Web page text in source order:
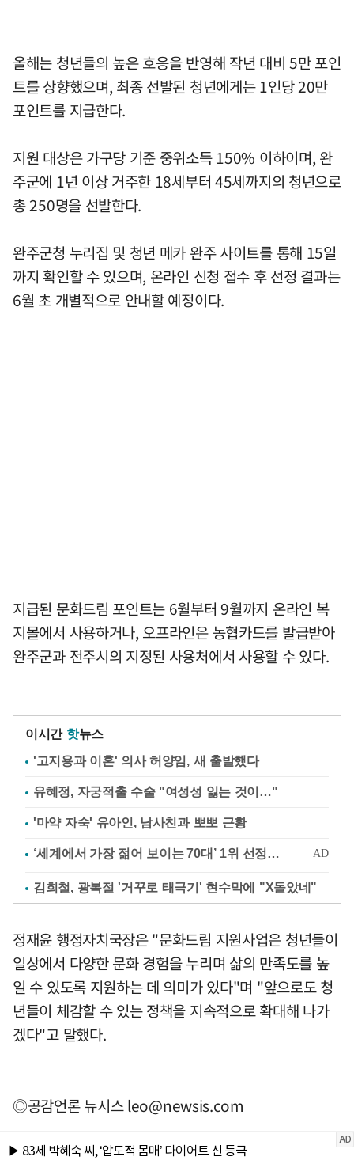
올해는 청년들의 높은 호응을 반영해 작년 대비 5만 포인
트를 상향했으며, 최종 선발된 청년에게는 1인당 20만
포인트를 지급한다.
지원 대상은 가구당 기준 중위소득 150% 이하이며, 완
주군에 1년 이상 거주한 18세부터 45세까지의 청년으로
총 250명을 선발한다.
완주군청 누리집 및 청년 메카 완주 사이트를 통해 15일
까지 확인할 수 있으며, 온라인 신청 접수 후 선정 결과는
6월 초 개별적으로 안내할 예정이다.
지급된 문화드림 포인트는 6월부터 9월까지 온라인 복
지몰에서 사용하거나, 오프라인은 농협카드를 발급받아
완주군과 전주시의 지정된 사용처에서 사용할 수 있다.
이시간 핫뉴스
'고지용과 이혼' 의사 허양임, 새 출발했다
유혜정, 자궁적출 수술 "여성성 잃는 것이…"
'마약 자숙' 유아인, 남사친과 뽀뽀 근황
김희철, 광복절 '거꾸로 태극기' 현수막에 "X돌았네"
정재윤 행정자치국장은 "문화드림 지원사업은 청년들이
일상에서 다양한 문화 경험을 누리며 삶의 만족도를 높
일 수 있도록 지원하는 데 의미가 있다"며 "앞으로도 청
년들이 체감할 수 있는 정책을 지속적으로 확대해 나가
겠다"고 말했다.
◎공감언론 뉴시스leo@newsis.com